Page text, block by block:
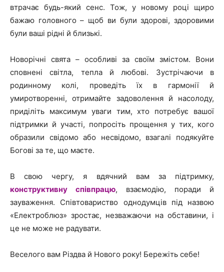
втрачає будь-який сенс. Тож, у новому році щиро
бажаю головного – щоб ви були здорові, здоровими
були ваші рідні й близькі.
Новорічні свята – особливі за своїм змістом. Вони
сповнені світла, тепла й любові. Зустрічаючи в
родинному колі, проведіть їх в гармонії й
умиротворенні, отримайте задоволення й насолоду,
приділіть максимум уваги тим, хто потребує вашої
підтримки й участі, попросіть прощення у тих, кого
образили свідомо або несвідомо, взагалі подякуйте
Богові за те, що маєте.
В свою чергу, я вдячний вам за підтримку,
конструктивну співпрацю, взаємодію, поради й
зауваження. Співтовариство однодумців під назвою
«Електроблюз» зростає, незважаючи на обставини, і
це не може не радувати.
Веселого вам Різдва й Нового року! Бережіть себе!